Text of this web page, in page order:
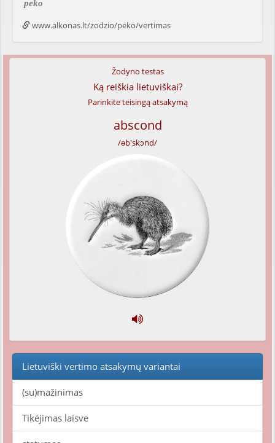
peko
www.alkonas.lt/zodzio/peko/vertimas
Žodyno testas
Ką reiškia lietuviškai?
Parinkite teisingą atsakymą
abscond
/əb'skɔnd/
Lietuviški vertimo atsakymų variantai
(su)mažinimas
Tikėjimas laisve